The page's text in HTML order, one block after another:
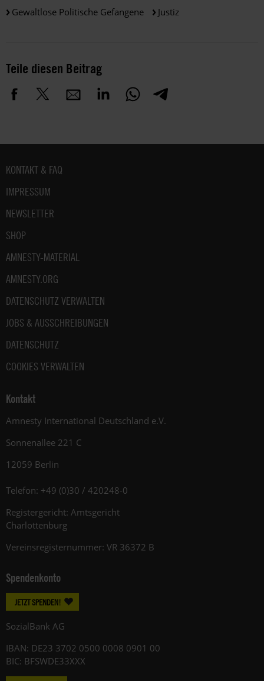
Gewaltlose Politische Gefangene Justiz
Teile diesen Beitrag
Fußbereich
KONTAKT & FAQ
IMPRESSUM
NEWSLETTER
SHOP
AMNESTY-MATERIAL
AMNESTY.ORG
DATENSCHUTZ VERWALTEN
JOBS & AUSSCHREIBUNGEN
DATENSCHUTZ
COOKIES VERWALTEN
Kontakt
Amnesty International Deutschland e.V.
Sonnenallee 221 C
12059 Berlin
Telefon: +49 (0)30 / 420248-0
Registergericht: Amtsgericht
Charlottenburg
Vereinsregisternummer: VR 36372 B
Spendenkonto
JETZT SPENDEN!
SozialBank AG
IBAN: DE23 3702 0500 0008 0901 00
BIC: BFSWDE33XXX